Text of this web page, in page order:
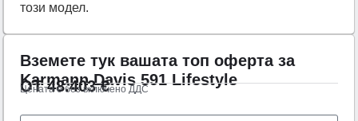
този модел.
Вземете тук вашата топ оферта за
Karmann Davis 591 Lifestyle
ОТ48.403€
Цената е без включено ДДС